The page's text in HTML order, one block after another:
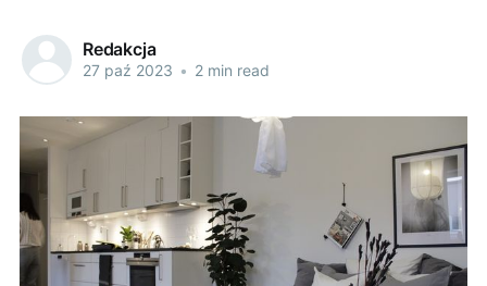
Redakcja
27 paź 2023 • 2 min read